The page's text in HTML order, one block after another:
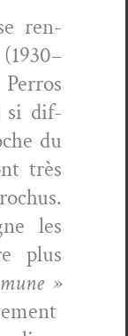
ren­
si dif­
du
très
les
plus
»